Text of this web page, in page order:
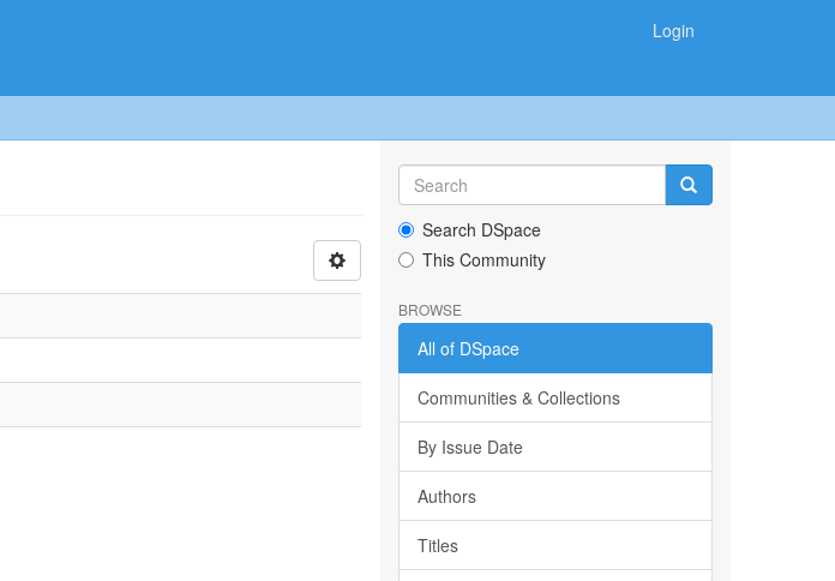
Login
Search DSpace
This Community
BROWSE
All of DSpace
Communities & Collections
By Issue Date
Authors
Titles